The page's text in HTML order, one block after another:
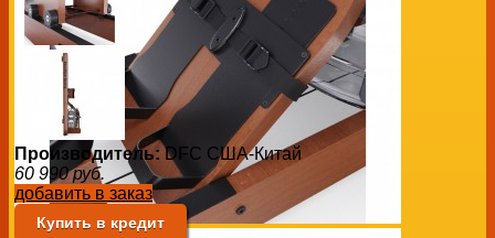
Производитель: DFC США-Китай
60 990 руб.
добавить в заказ
Купить в кредит